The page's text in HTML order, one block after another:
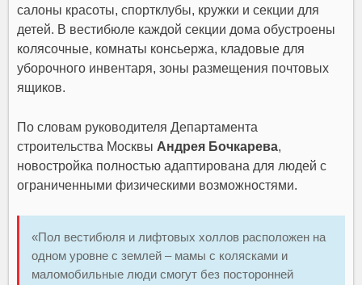
салоны красоты, спортклубы, кружки и секции для
детей. В вестибюле каждой секции дома обустроены
колясочные, комнаты консьержа, кладовые для
уборочного инвентаря, зоны размещения почтовых
ящиков.
По словам руководителя Департамента
строительства Москвы Андрея Бочкарева,
новостройка полностью адаптирована для людей с
ограниченными физическими возможностями.
«Пол вестибюля и лифтовых холлов расположен на
одном уровне с землей – мамы с колясками и
маломобильные люди смогут без посторонней